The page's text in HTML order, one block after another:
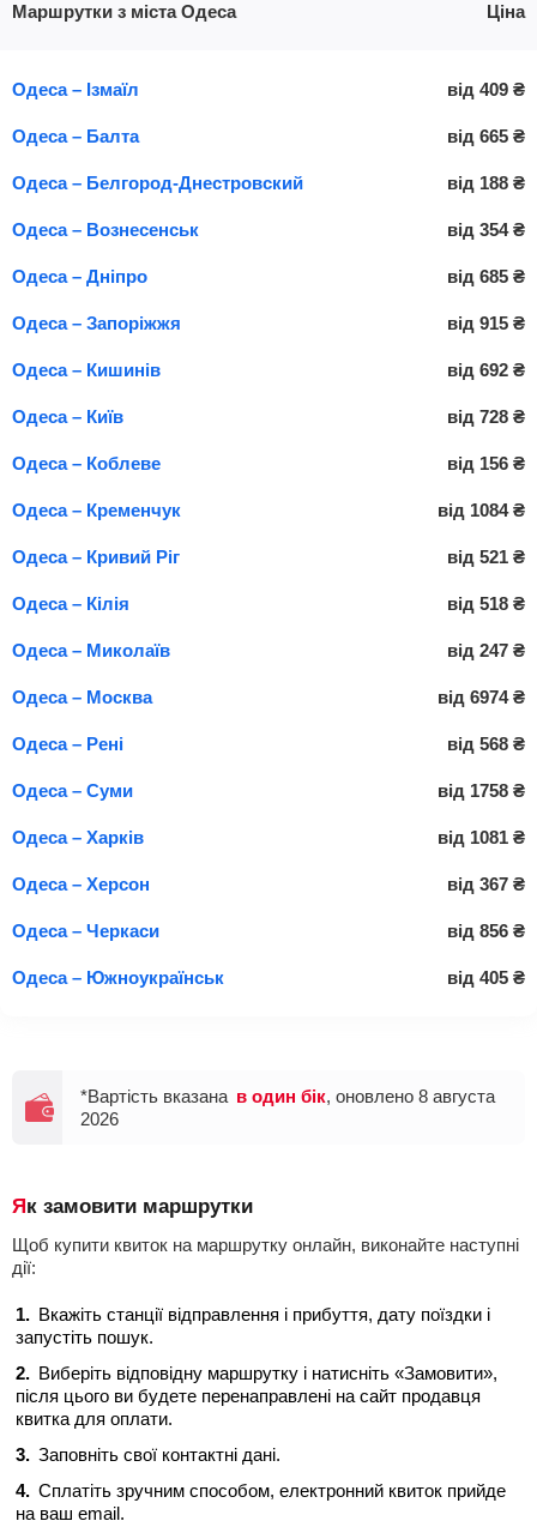
Маршрутки з міста Одеса Ціна
Одеса – Ізмаїл від 409 ₴
Одеса – Балта від 665 ₴
Одеса – Белгород-Днестровский від 188 ₴
Одеса – Вознесенськ від 354 ₴
Одеса – Дніпро від 685 ₴
Одеса – Запоріжжя від 915 ₴
Одеса – Кишинів від 692 ₴
Одеса – Київ від 728 ₴
Одеса – Коблеве від 156 ₴
Одеса – Кременчук від 1084 ₴
Одеса – Кривий Ріг від 521 ₴
Одеса – Кілія від 518 ₴
Одеса – Миколаїв від 247 ₴
Одеса – Москва від 6974 ₴
Одеса – Рені від 568 ₴
Одеса – Суми від 1758 ₴
Одеса – Харків від 1081 ₴
Одеса – Херсон від 367 ₴
Одеса – Черкаси від 856 ₴
Одеса – Южноукраїнськ від 405 ₴
*Вартість вказана в один бік, оновлено 8 августа
2026
Як замовити маршрутки
Щоб купити квиток на маршрутку онлайн, виконайте наступні
дії:
Вкажіть станції відправлення і прибуття, дату поїздки і
запустіть пошук.
Виберіть відповідну маршрутку і натисніть «Замовити»,
після цього ви будете перенаправлені на сайт продавця
квитка для оплати.
Заповніть свої контактні дані.
Сплатіть зручним способом, електронний квиток прийде
на ваш email.